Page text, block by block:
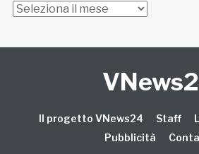
Archivi
Il progetto VNews24 Staff
Pubblicità